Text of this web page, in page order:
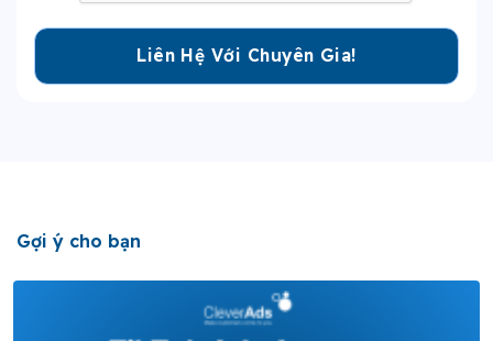
Gợi ý cho bạn